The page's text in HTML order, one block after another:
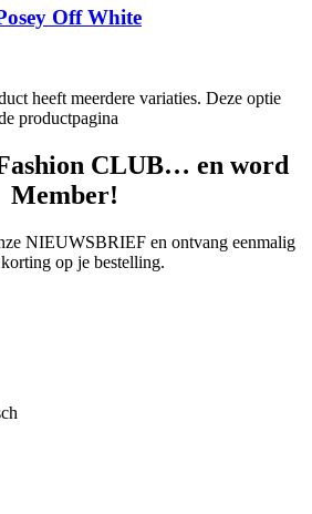
Off White
heeft meerdere variaties. Deze optie
productpagina
CLUB… en word
Member!
NIEUWSBRIEF en ontvang eenmalig
op je bestelling.